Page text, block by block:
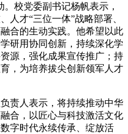
校党委副书记杨帆表示，
人才“三位一体”战略部署、
合的生动实践。他希望以此
研用协同创新，持续深化学
源，强化成果宣传推广；持
，为培养拔尖创新领军人才
责人表示，将持续推动中华
合，以匠心与科技激活文化
字时代永续传承、绽放活